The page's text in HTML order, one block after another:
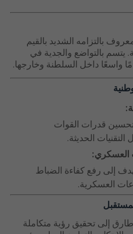
بالتزامه الشديد بالقيم
يتسم بالتواضع والجدية في
واسعًا داخل السلطنة وخارجها.
قدرات القوات
الحديثة.
العسكري:
إلى رفع كفاءة الضباط
العسكرية.
إلى تحقيق رؤية متكاملة